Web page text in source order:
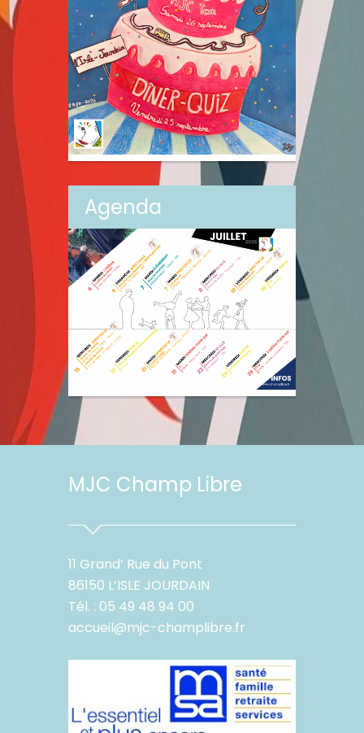
Agenda
MJC Champ Libre
11 Grand’ Rue du Pont
86150 L’ISLE JOURDAIN
Tél. : 05 49 48 94 00
accueil@mjc-champlibre.fr